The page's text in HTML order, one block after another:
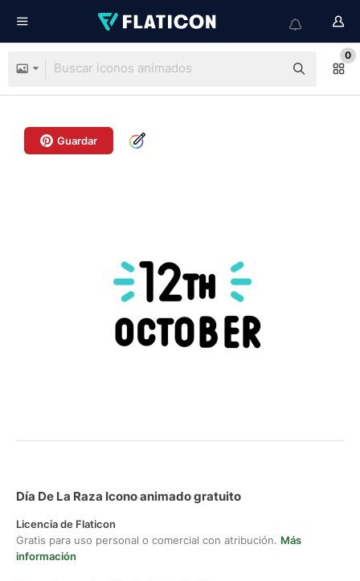
0
Guardar
Día De La Raza Icono animado gratuito
Licencia de Flaticon
Gratis para uso personal o comercial con atribución. Más
información